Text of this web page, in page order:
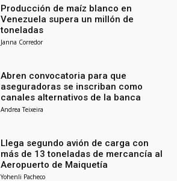
Producción de maíz blanco en
Venezuela supera un millón de
toneladas
Janna Corredor
Abren convocatoria para que
aseguradoras se inscriban como
canales alternativos de la banca
Andrea Teixeira
Llega segundo avión de carga con
más de 13 toneladas de mercancía al
Aeropuerto de Maiquetía
Yohenli Pacheco